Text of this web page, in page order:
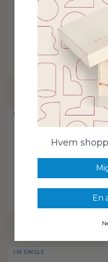
+
ØRERINGE, LOLA HEART
400,00 DKK
I'M SINGLE
+
I'M SINGLE
Hvem
En